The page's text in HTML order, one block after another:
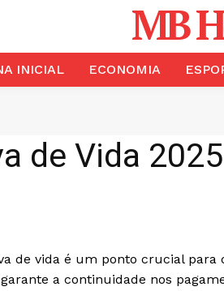
MB
INICIAL ECONOMIA
de Vida
de vida é um ponto crucial para
a continuidade nos